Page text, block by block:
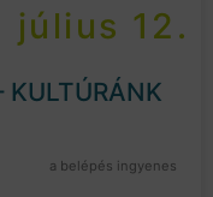
július 12.
a belépés ingyenes